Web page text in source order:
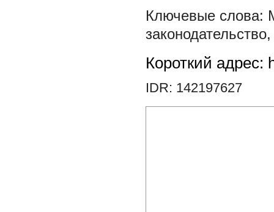
законодательство
Короткий адрес:
IDR: 142197627